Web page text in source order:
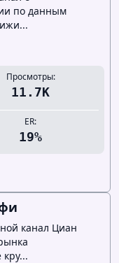
по данным
Просмотры:
11.7K
ER:
19%
канал Циан